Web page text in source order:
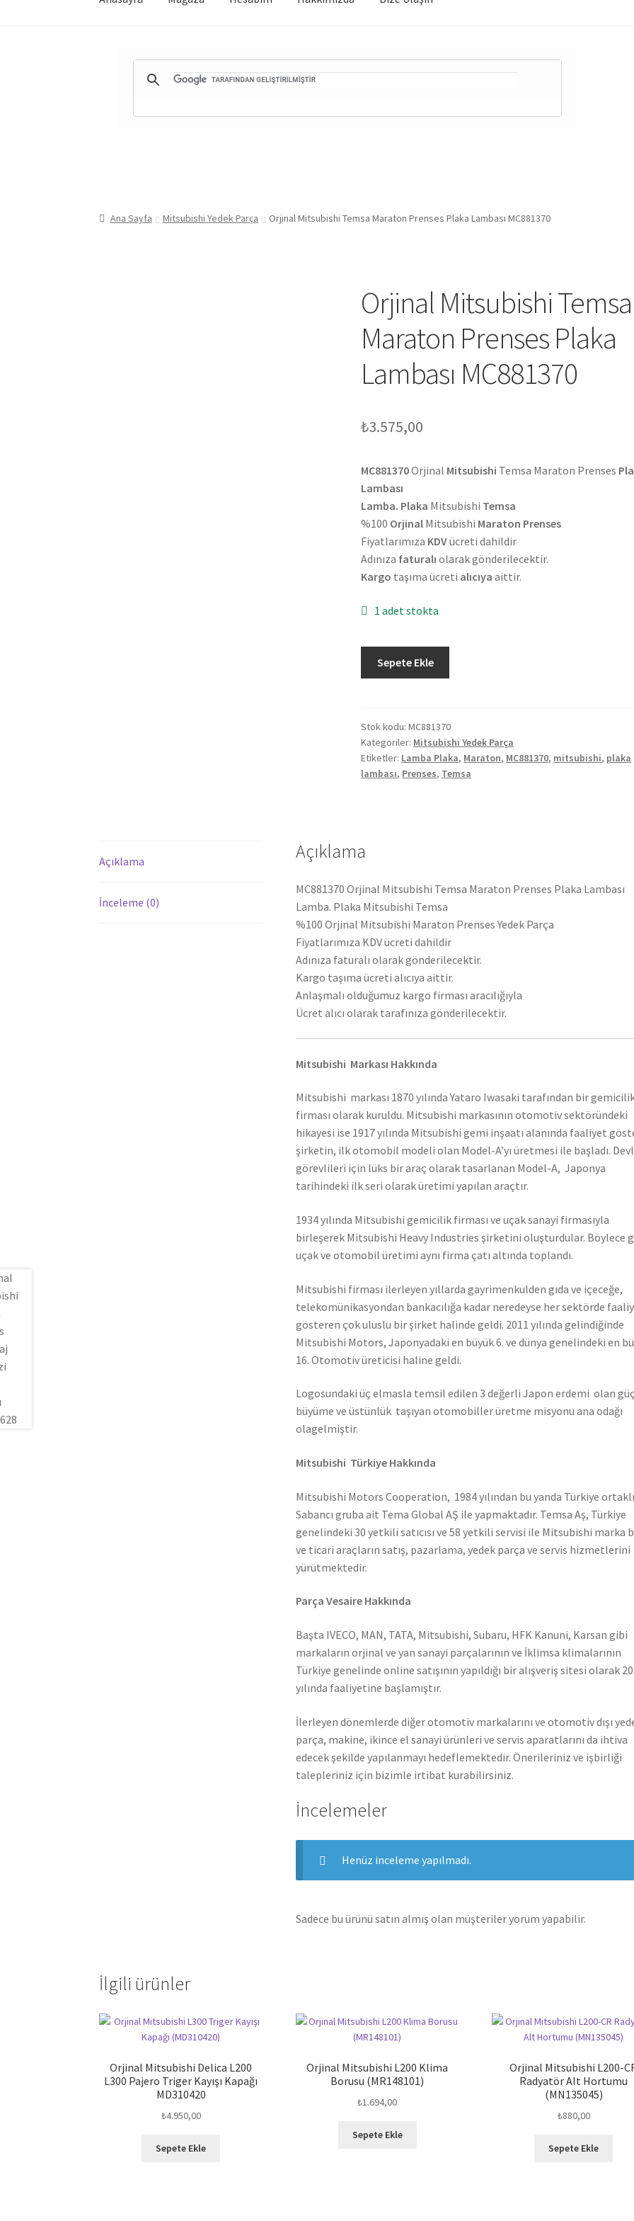
Ana Sayfa Mitsubishi Yedek Parça Orjinal Mitsubishi Temsa Maraton Prenses Plaka Lambası MC881370
Orjinal Mitsubishi Temsa
Maraton Prenses Plaka
Lambası MC881370
₺3.575,00
MC881370Orjinal Mitsubishi Temsa Maraton Prenses
Lambası
Lamba. Plaka Mitsubishi Temsa
%100 Orjinal Mitsubishi Maraton Prenses
Fiyatlarımıza KDVücreti dahildir
Adınıza faturalı olarak gönderilecektir.
Kargo taşıma ücreti alıcıya aittir.
1 adet stokta
Mitsubishi
Prenses
Plaka
Lambası
MC881370
Sepete Ekle
Stok kodu:MC881370
Kategoriler: Mitsubishi Yedek Parça
Etiketler: Lamba Plaka, Maraton, MC881370, mitsubishi, plaka
lambası, Prenses, Temsa
Açıklama
İnceleme (0)
Açıklama
MC881370 Orjinal Mitsubishi Temsa Maraton Prenses Plaka Lambası
Lamba. Plaka Mitsubishi Temsa
%100 Orjinal Mitsubishi Maraton Prenses Yedek Parça
Fiyatlarımıza KDV ücreti dahildir
Adınıza faturalı olarak gönderilecektir.
Kargo taşıma ücreti alıcıya aittir.
Anlaşmalı olduğumuz kargo firması aracılığıyla
Ücret alıcı olarak tarafınıza gönderilecektir.
Mitsubishi Markası Hakkında
Mitsubishi markası 1870 yılında Yataro Iwasaki tarafından bir
firması olarak kuruldu. Mitsubishi markasının otomotiv sektöründeki
hikayesi ise 1917 yılında Mitsubishi gemi inşaatı alanında faaliyet
şirketin, ilk otomobil modeli olan Model-A’yı üretmesi ile başladı.
görevlileri için lüks bir araç olarak tasarlanan Model-A, Japonya
tarihindeki ilk seri olarak üretimi yapılan araçtır.
1934 yılında Mitsubishi gemicilik firması ve uçak sanayi firmasıyla
birleşerek Mitsubishi Heavy Industries şirketini oluşturdular. Böylece
uçak ve otomobil üretimi aynı firma çatı altında toplandı.
Mitsubishi firması ilerleyen yıllarda gayrimenkulden gıda ve içeceğe,
telekomünikasyondan bankacılığa kadar neredeyse her sektörde
gösteren çok uluslu bir şirket halinde geldi. 2011 yılında gelindiğinde
Mitsubishi Motors, Japonyadaki en büyük 6. ve dünya genelindeki en
16. Otomotiv üreticisi haline geldi.
Logosundaki üç elmasla temsil edilen 3 değerli Japon erdemi olan
büyüme ve üstünlük taşıyan otomobiller üretme misyonu ana odağı
olagelmiştir.
Mitsubishi Türkiye Hakkında
Mitsubishi Motors Cooperation, 1984 yılından bu yanda Türkiye
Sabancı gruba ait Tema Global AŞ ile yapmaktadır. Temsa Aş, Türkiye
genelindeki 30 yetkili satıcısı ve 58 yetkili servisi ile Mitsubishi marka
ve ticari araçların satış, pazarlama, yedek parça ve servis hizmetlerini
yürütmektedir.
Parça Vesaire Hakkında
Başta IVECO, MAN, TATA, Mitsubishi, Subaru, HFK Kanuni, Karsan gibi
markaların orjinal ve yan sanayi parçalarının ve İklimsa klimalarının
Türkiye genelinde online satışının yapıldığı bir alışveriş sitesi olarak
yılında faaliyetine başlamıştır.
İlerleyen dönemlerde diğer otomotiv markalarını ve otomotiv dışı
parça, makine, ikince el sanayi ürünleri ve servis aparatlarını da ihtiva
edecek şekilde yapılanmayı hedeflemektedir. Önerileriniz ve işbirliği
talepleriniz için bizimle irtibat kurabilirsiniz.
İncelemeler
Henüz inceleme yapılmadı.
Sadece bu ürünü satın almış olan müşteriler yorum yapabilir.
İlgili ürünler
Orjinal Mitsubishi Delica L200
L300 Pajero Triger Kayışı Kapağı
MD310420
₺4.950,00
Sepete Ekle
Orjinal Mitsubishi L200 Klima
Borusu (MR148101)
₺1.694,00
Sepete Ekle
Orjinal Mitsubishi L200-
Radyatör Alt Hortumu
(MN135045)
₺880,00
Sepete Ekle